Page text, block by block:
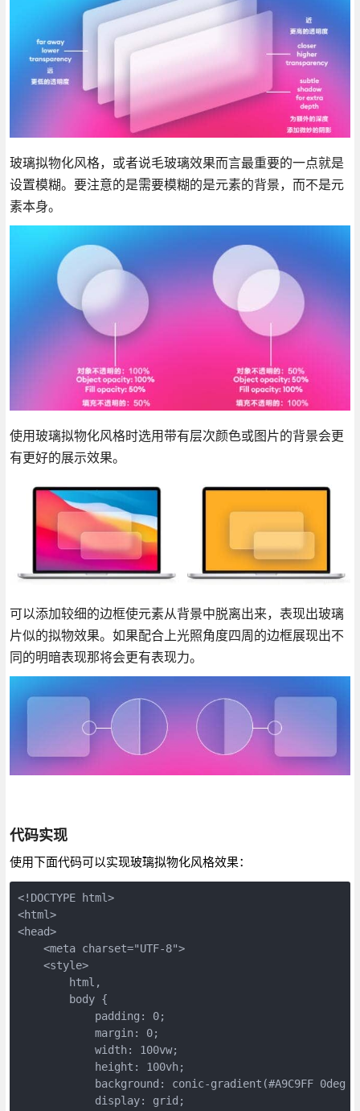
玻璃拟物化风格，或者说毛玻璃效果而言最重要的一点就是
设置模糊。要注意的是需要模糊的是元素的背景，而不是元
素本身。
使用玻璃拟物化风格时选用带有层次颜色或图片的背景会更
有更好的展示效果。
可以添加较细的边框使元素从背景中脱离出来，表现出玻璃
片似的拟物效果。如果配合上光照角度四周的边框展现出不
同的明暗表现那将会更有表现力。
代码实现
使用下面代码可以实现玻璃拟物化风格效果：
<!DOCTYPE html>
<html>
<head>
    <meta charset="UTF-8">
    <style>
        html,
        body {
            padding: 0;
            margin: 0;
            width: 100vw;
            height: 100vh;
background: conic-gradient(#A9C9FF 0deg
            display: grid;